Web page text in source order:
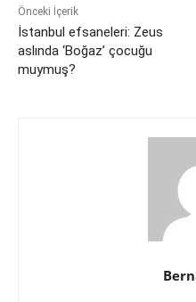
Önceki İçerik
İstanbul efsaneleri: Zeus
aslında ‘Boğaz’ çocuğu
muymuş?